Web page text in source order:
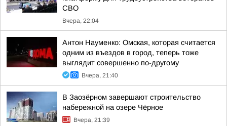
СВО
Вчера, 22:04
Антон Науменко: Омская, которая считается
одним из въездов в город, теперь тоже
выглядит совершенно по-другому
Вчера, 21:40
В Заозёрном завершают строительство
набережной на озере Чёрное
Вчера, 21:39